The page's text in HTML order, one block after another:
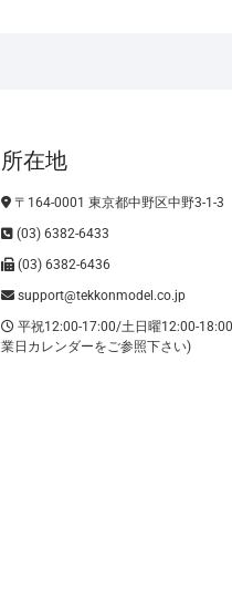
所在地
〒164-0001 東京都中野区中野3-1-3
(03) 6382-6433
(03) 6382-6436
support@tekkonmodel.co.jp
平祝12:00-17:00/土日曜12:00-
業日カレンダーをご参照下さい)